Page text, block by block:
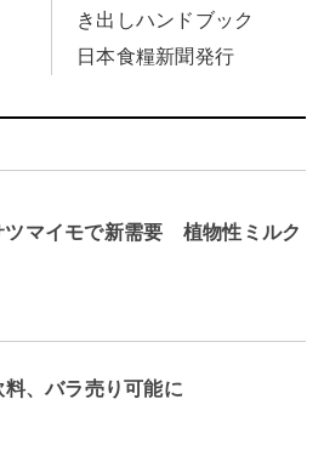
き出しハンドブック
日本食糧新聞発行
ツマイモで新需要 植物性ミルク
、バラ売り可能に